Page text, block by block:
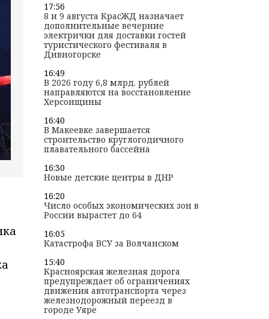
17:56
8 и 9 августа КрасЖД назначает
дополнительные вечерние
электрички для доставки гостей
туристического фестиваля в
Дивногорске
16:49
В 2026 году 6,8 млрд. рублей
направляются на восстановление
Херсонщины
16:40
В Макеевке завершается
строительство круглогодичного
плавательного бассейна
16:30
Новые детские центры в ДНР
16:20
Число особых экономических зон в
России вырастет до 64
16:05
Катастрофа ВСУ за Волчанском
15:40
Красноярская железная дорога
предупреждает об ограничениях
движения автотранспорта через
железнодорожный переезд в
городе Уяре